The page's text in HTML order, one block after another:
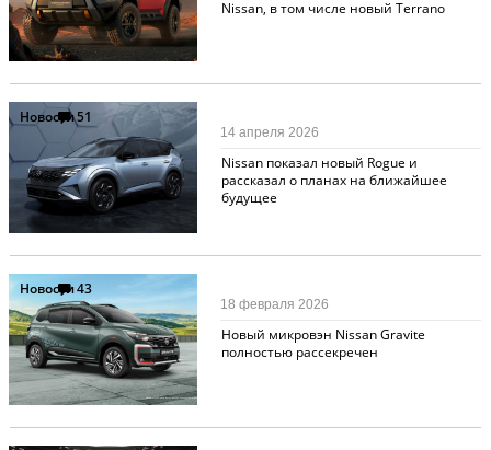
Nissan, в том числе новый Terrano
Новости51
Nissan показал новый Rogue и
рассказал о планах на ближайшее
будущее
14 апреля 2026
Новости43
Новый микровэн Nissan Gravite
полностью рассекречен
18 февраля 2026